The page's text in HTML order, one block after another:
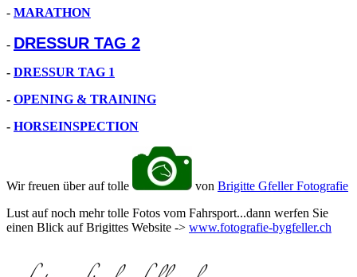
- MARATHON
- DRESSUR TAG 2
- DRESSUR TAG 1
- OPENING & TRAINING
- HORSEINSPECTION
Wir freuen über auf tolle von Brigitte Gfeller Fotografie
Lust auf noch mehr tolle Fotos vom Fahrsport...dann werfen Sie
einen Blick auf Brigittes Website -> www.fotografie-bygfeller.ch